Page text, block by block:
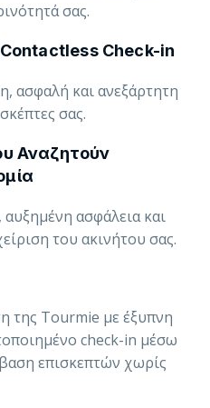
σας.
Check-in
ασφαλή και ανεξάρτητη
σας.
Αναζητούν
ασφάλεια και
του ακινήτου σας.